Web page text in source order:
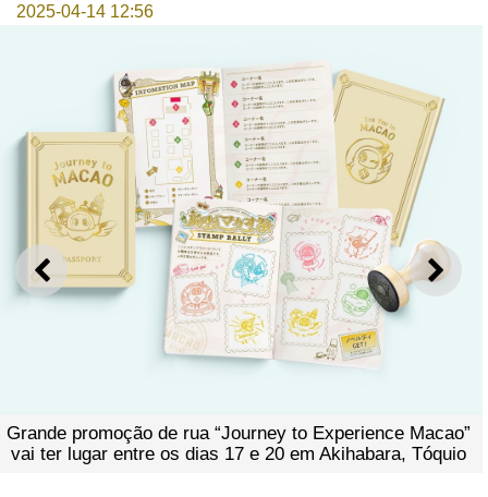
2025-04-14 12:56
ANTERIOR
Grande promoção de rua “Journey to Experience Macao”
vai ter lugar entre os dias 17 e 20 em Akihabara, Tóquio